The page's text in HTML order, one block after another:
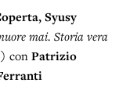
Syusy
mai. Storia vera
con Patrizio